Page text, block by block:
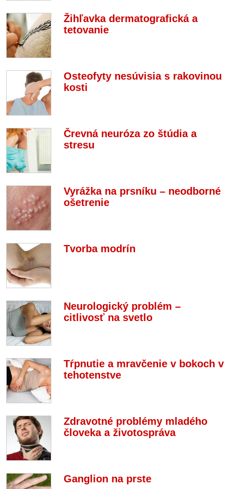
Žihľavka dermatografická a
tetovanie
Osteofyty nesúvisia s rakovinou
kosti
Črevná neuróza zo štúdia a
stresu
Vyrážka na prsníku – neodborné
ošetrenie
Tvorba modrín
Neurologický problém –
citlivosť na svetlo
Tŕpnutie a mravčenie v bokoch v
tehotenstve
Zdravotné problémy mladého
človeka a životospráva
Ganglion na prste